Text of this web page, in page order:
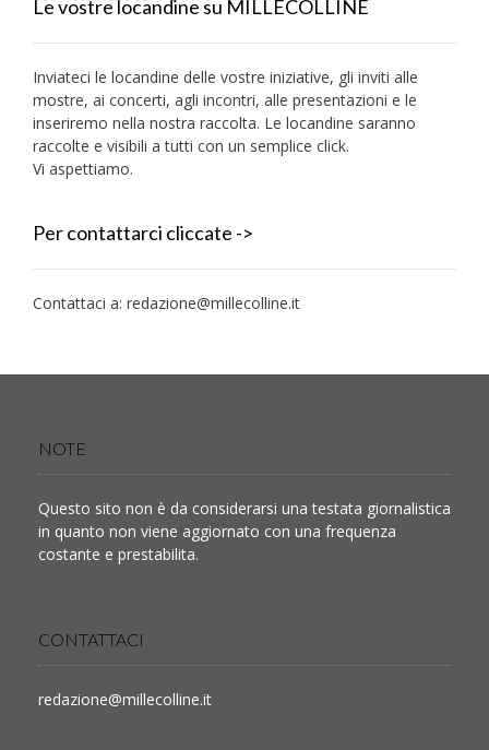
Le vostre locandine su MILLECOLLINE
Inviateci le locandine delle vostre iniziative, gli inviti alle
mostre, ai concerti, agli incontri, alle presentazioni e le
inseriremo nella nostra raccolta. Le locandine saranno
raccolte e visibili a tutti con un semplice click.
Vi aspettiamo.
Per contattarci cliccate ->
Contattaci a: redazione@millecolline.it
NOTE
Questo sito non è da considerarsi una testata giornalistica
in quanto non viene aggiornato con una frequenza
costante e prestabilita.
CONTATTACI
redazione@millecolline.it